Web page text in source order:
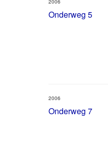
Onderweg 5
Onderweg 7
2006